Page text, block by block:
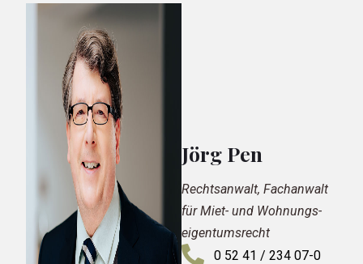
Jörg Pen
Rechtsanwalt, Fachanwalt
für Miet- und Wohnungs­
eigentums­recht
0 52 41 / 234 07-0